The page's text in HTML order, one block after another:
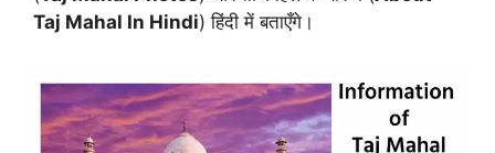
Taj Mahal In Hindi) हिंदी में बताएँगे।